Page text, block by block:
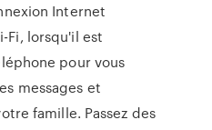
Internet
Fi, lorsqu'il est
pour vous
messages et
famille. Passez des